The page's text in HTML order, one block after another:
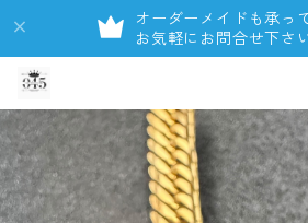
オーダーメイドも承っ
お気軽にお問合せ下さい